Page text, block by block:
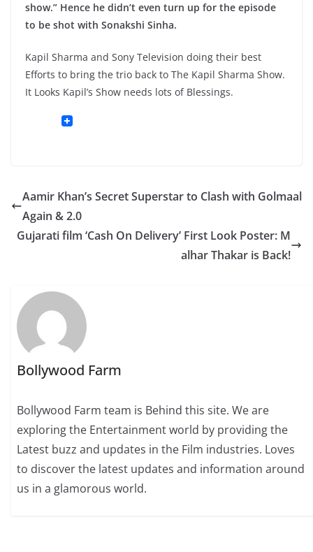
show.” Hence he didn’t even turn up for the episode
to be shot with Sonakshi Sinha.
Kapil Sharma and Sony Television doing their best
Efforts to bring the trio back to The Kapil Sharma Show.
It Looks Kapil’s Show needs lots of Blessings.
Aamir Khan’s Secret Superstar to Clash with Golmaal
Again & 2.0
Gujarati film ‘Cash On Delivery’ First Look Poster: M
alhar Thakar is Back!
Bollywood Farm
Bollywood Farm team is Behind this site. We are
exploring the Entertainment world by providing the
Latest buzz and updates in the Film industries. Loves
to discover the latest updates and information around
us in a glamorous world.